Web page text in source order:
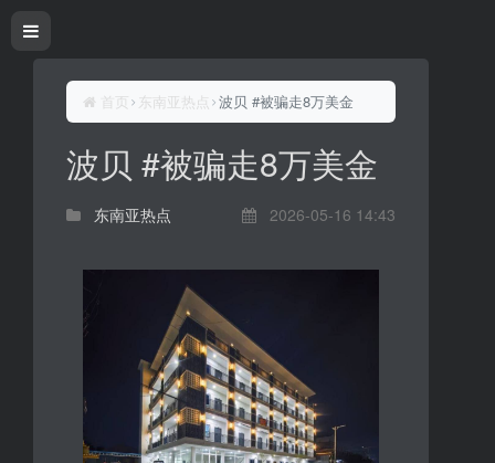
首页 东南亚热点 波贝 #被骗走8万美金
波贝 #被骗走8万美金
东南亚热点 2026-05-16 14:43